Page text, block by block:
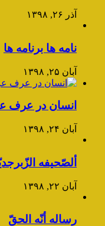
آذر ۲۶, ۱۳۹۸
نامه ها برنامه ها
آبان ۲۵, ۱۳۹۸
انسان در عرف
آبان ۲۴, ۱۳۹۸
ألصّحیفه
آبان ۲۲, ۱۳۹۸
رساله أنّه الحقّ